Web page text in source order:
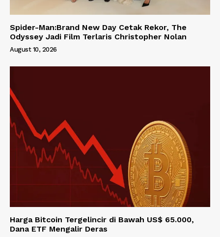
Spider-Man:Brand New Day Cetak Rekor, The
Odyssey Jadi Film Terlaris Christopher Nolan
August 10, 2026
Harga Bitcoin Tergelincir di Bawah US$ 65.000,
Dana ETF Mengalir Deras